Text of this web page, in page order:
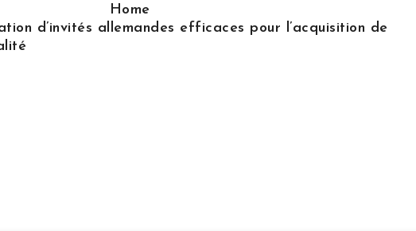
Home
d’invités allemandes efficaces pour l’acquisition de